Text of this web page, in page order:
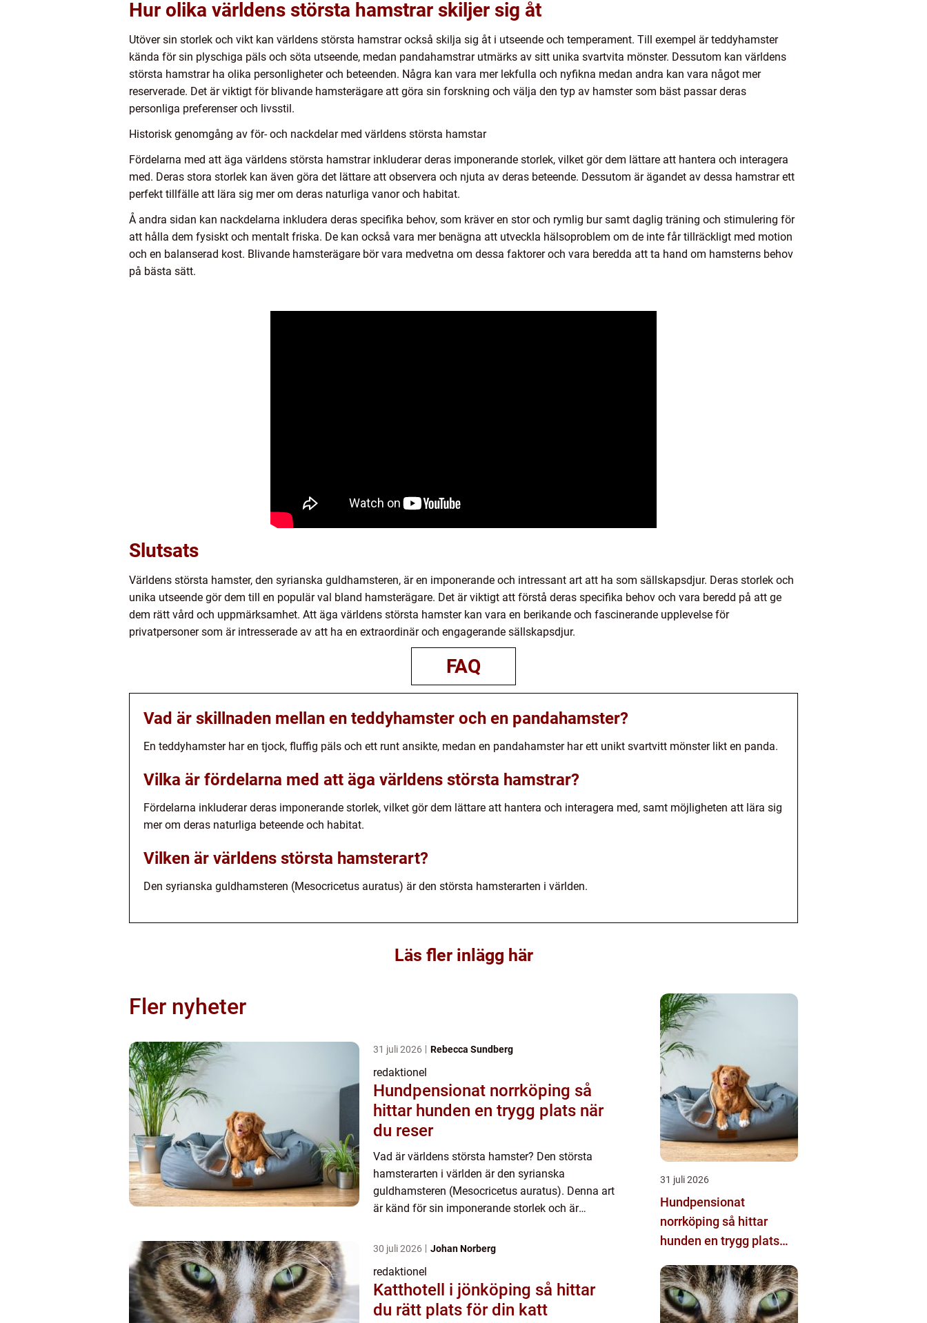
Hur olika världens största hamstrar skiljer sig åt
Utöver sin storlek och vikt kan världens största hamstrar också skilja sig åt i utseende och temperament. Till exempel är teddyhamster
kända för sin plyschiga päls och söta utseende, medan pandahamstrar utmärks av sitt unika svartvita mönster. Dessutom kan världens
största hamstrar ha olika personligheter och beteenden. Några kan vara mer lekfulla och nyfikna medan andra kan vara något mer
reserverade. Det är viktigt för blivande hamsterägare att göra sin forskning och välja den typ av hamster som bäst passar deras
personliga preferenser och livsstil.
Historisk genomgång av för- och nackdelar med världens största hamstar
Fördelarna med att äga världens största hamstrar inkluderar deras imponerande storlek, vilket gör dem lättare att hantera och interagera
med. Deras stora storlek kan även göra det lättare att observera och njuta av deras beteende. Dessutom är ägandet av dessa hamstrar ett
perfekt tillfälle att lära sig mer om deras naturliga vanor och habitat.
Å andra sidan kan nackdelarna inkludera deras specifika behov, som kräver en stor och rymlig bur samt daglig träning och stimulering för
att hålla dem fysiskt och mentalt friska. De kan också vara mer benägna att utveckla hälsoproblem om de inte får tillräckligt med motion
och en balanserad kost. Blivande hamsterägare bör vara medvetna om dessa faktorer och vara beredda att ta hand om hamsterns behov
på bästa sätt.
Slutsats
Världens största hamster, den syrianska guldhamsteren, är en imponerande och intressant art att ha som sällskapsdjur. Deras storlek och
unika utseende gör dem till en populär val bland hamsterägare. Det är viktigt att förstå deras specifika behov och vara beredd på att ge
dem rätt vård och uppmärksamhet. Att äga världens största hamster kan vara en berikande och fascinerande upplevelse för
privatpersoner som är intresserade av att ha en extraordinär och engagerande sällskapsdjur.
FAQ
Vad är skillnaden mellan en teddyhamster och en pandahamster?
En teddyhamster har en tjock, fluffig päls och ett runt ansikte, medan en pandahamster har ett unikt svartvitt mönster likt en panda.
Vilka är fördelarna med att äga världens största hamstrar?
Fördelarna inkluderar deras imponerande storlek, vilket gör dem lättare att hantera och interagera med, samt möjligheten att lära sig
mer om deras naturliga beteende och habitat.
Vilken är världens största hamsterart?
Den syrianska guldhamsteren (Mesocricetus auratus) är den största hamsterarten i världen.
Läs fler inlägg här
Fler nyheter
31 juli 2026 Rebecca Sundberg
redaktionel
Hundpensionat norrköping så
hittar hunden en trygg plats när
du reser
Vad är världens största hamster? Den största
hamsterarten i världen är den syrianska
guldhamsteren (Mesocricetus auratus). Denna art
är känd för sin imponerande storlek och är
Syrianska guldhamsterne kan ...
30 juli 2026 Johan Norberg
redaktionel
Katthotell i jönköping så hittar
du rätt plats för din katt
31 juli 2026
Hundpensionat
norrköping så hittar
hunden en trygg plats